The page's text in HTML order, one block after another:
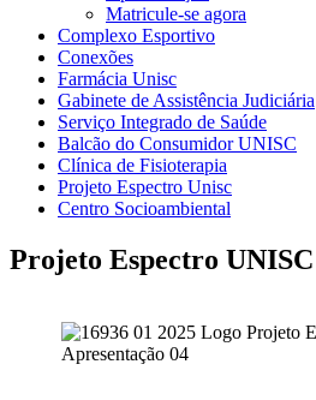
Matricule-se agora
Complexo Esportivo
Conexões
Farmácia Unisc
Gabinete de Assistência Judiciária
Serviço Integrado de Saúde
Balcão do Consumidor UNISC
Clínica de Fisioterapia
Projeto Espectro Unisc
Centro Socioambiental
Projeto Espectro UNISC